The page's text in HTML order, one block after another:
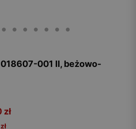
018607-001 II, beżowo-
zł